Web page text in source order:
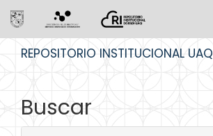
REPOSITORIO INSTITUCIONAL UAQ
Buscar